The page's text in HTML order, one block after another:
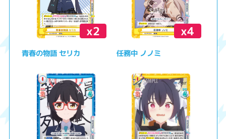
x2
青春の物語 セリカ
x4
任務中 ノノミ